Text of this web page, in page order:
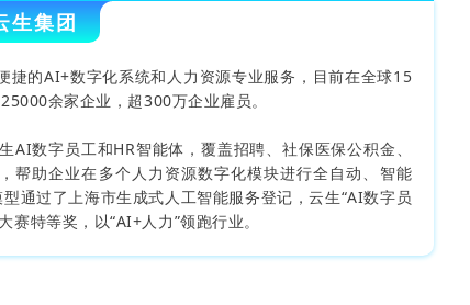
生集团
的AI+数字化系统和人力资源专业服务，目前在全球15
余家企业，超300万企业雇员。
数字员工和HR智能体，覆盖招聘、社保医保公积金、
帮助企业在多个人力资源数字化模块进行全自动、智能
通过了上海市生成式人工智能服务登记，云生“AI数字员
特等奖，以“AI+人力”领跑行业。